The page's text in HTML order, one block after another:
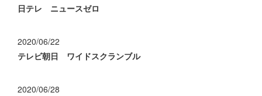
日テレ ニュースゼロ
2020/06/22
テレビ朝日 ワイドスクランブル
2020/06/28